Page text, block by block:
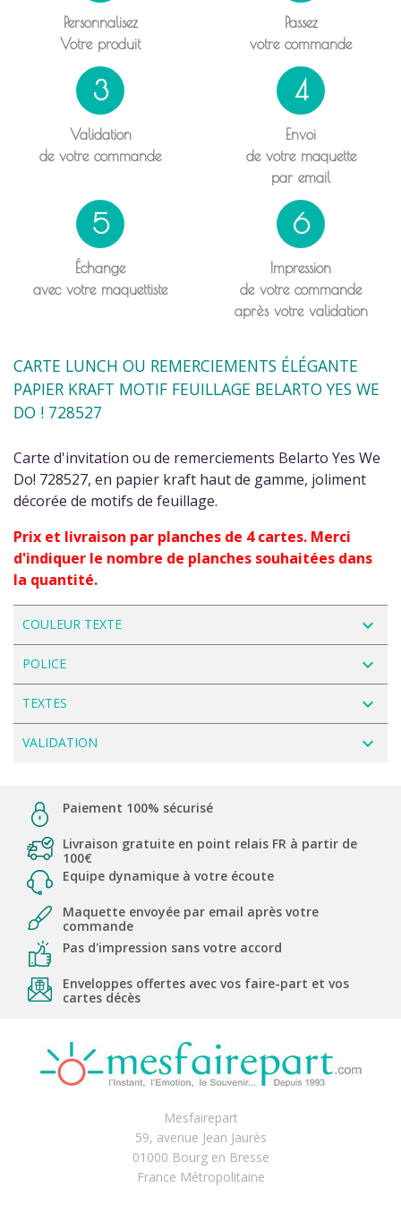
Personnalisez
Votre produit
Passez
votre commande
3
Validation
de votre commande
4
Envoi
de votre maquette
par email
5
Échange
avec votre maquettiste
6
Impression
de votre commande
après votre validation
CARTE LUNCH OU REMERCIEMENTS ÉLÉGANTE
PAPIER KRAFT MOTIF FEUILLAGE BELARTO YES WE
DO ! 728527
Carte d'invitation ou de remerciements Belarto Yes We
Do! 728527, en papier kraft haut de gamme, joliment
décorée de motifs de feuillage.
Prix et livraison par planches de 4 cartes. Merci
d'indiquer le nombre de planches souhaitées dans
la quantité.
COULEUR TEXTE navigate_next
POLICE navigate_next
TEXTES navigate_next
VALIDATION navigate_next
Paiement 100% sécurisé
Livraison gratuite en point relais FR à partir de
100€
Equipe dynamique à votre écoute
Maquette envoyée par email après votre
commande
Pas d'impression sans votre accord
Enveloppes offertes avec vos faire-part et vos
cartes décès
Mesfairepart
59, avenue Jean Jaurès
01000 Bourg en Bresse
France Métropolitaine